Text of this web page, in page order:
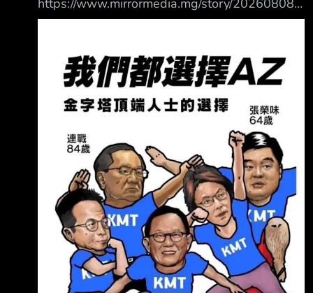
https://www.mirrormedia.mg/story/20260808e
di027 2.新聞來源︰ 鏡傳媒 3.完整新聞標題：
難求」 承諾將依法求償追回善款 4.完整新聞內
容︰ 慈濟內部信流出！還原疫苗採購始末「國
內一劑難求」 承諾將依法求償追回善款 發布
時間：2026.08.08 18:34 臺北時間 更新時間：
2026.08.08 18:34 臺北時間 文 林高 慈濟2021
年採購BNT疫苗，遭名律師陳昱瑄詐騙10.6億
元，掀起藍